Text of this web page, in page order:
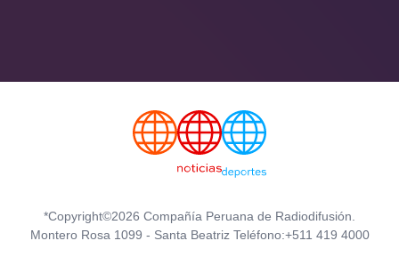
*Copyright©2026 Compañía Peruana de Radiodifusión.
Montero Rosa 1099 - Santa Beatriz Teléfono:+511 419 4000